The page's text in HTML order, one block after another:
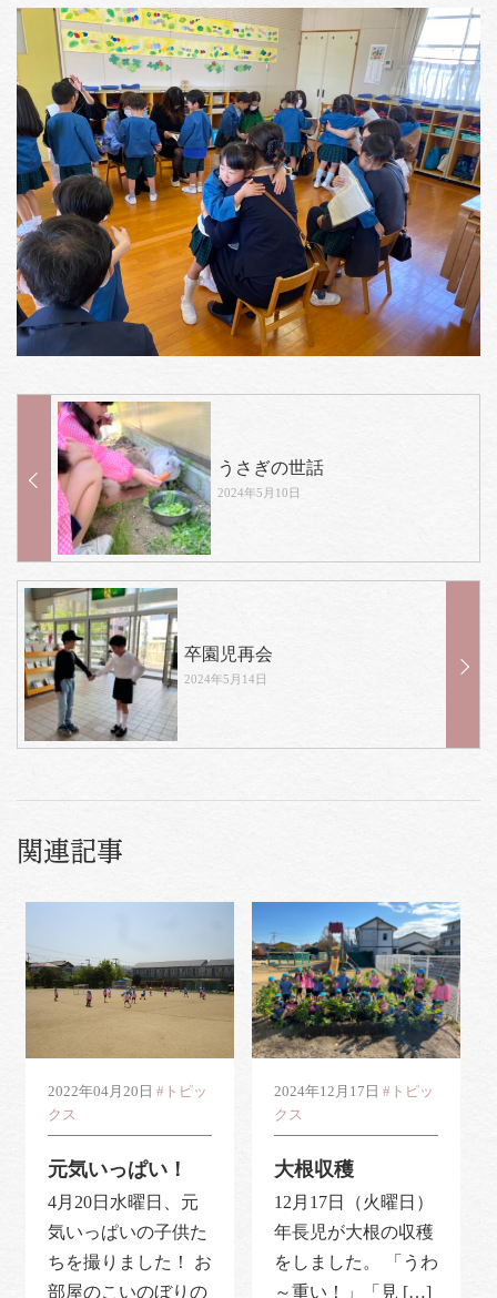
うさぎの世話
2024年5月10日
卒園児再会
2024年5月14日
関連記事
2022年04月20日 #トピッ
クス
元気いっぱい！
4月20日水曜日、元
気いっぱいの子供た
ちを撮りました！ お
部屋のこいのぼりの
2024年12月17日#トピッ
クス
大根収穫
12月17日（火曜日）
年長児が大根の収穫
をしました。 「うわ
～重い！」「見 […]